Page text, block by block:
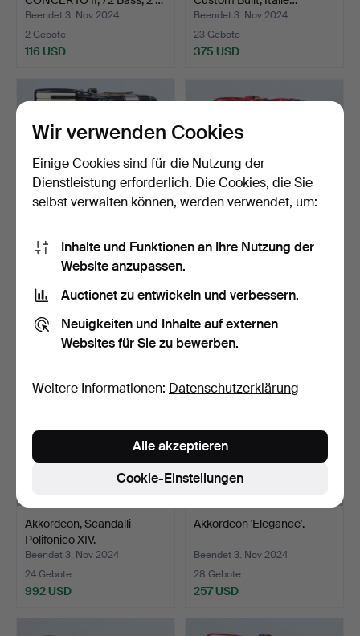
Beendet 3. Nov 2024
2 Gebote
116 USD
Beendet 3. Nov 2024
23 Gebote
375 USD
Akkordeon, Paolo Soprani,
30 Gebote
443 USD
Scandalli, Akkordeon,
210 USD
Akkordeon, Scandalli
Polifonico XIV.
Beendet 3. Nov 2024
24 Gebote
992 USD
Akkordeon 'Elegance'.
Beendet 3. Nov 2024
28 Gebote
257 USD
Wir verwenden Cookies
Einige Cookies sind für die Nutzung der
Dienstleistung erforderlich. Die Cookies, die Sie
selbst verwalten können, werden verwendet, um:
Inhalte und Funktionen an Ihre Nutzung der
Website anzupassen.
Auctionet zu entwickeln und verbessern.
Neuigkeiten und Inhalte auf externen
Websites für Sie zu bewerben.
Weitere Informationen: Datenschutzerklärung
Cookie-Einstellungen
Alle akzeptieren